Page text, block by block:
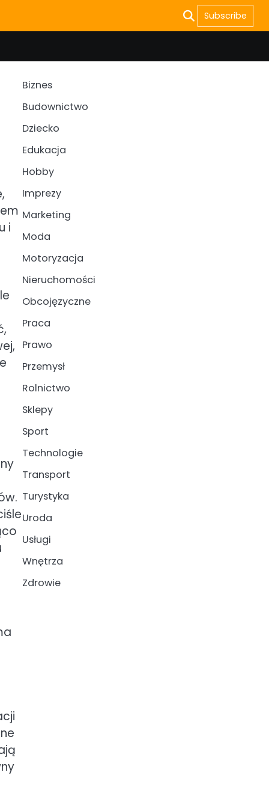
Subscribe
i
Biznes
Budownictwo
Dziecko
Edukacja
Hobby
Imprezy
Marketing
Moda
Motoryzacja
Nieruchomości
Obcojęzyczne
Praca
Prawo
Przemysł
Rolnictwo
Sklepy
Sport
Technologie
Transport
Turystyka
Uroda
Usługi
Wnętrza
Zdrowie